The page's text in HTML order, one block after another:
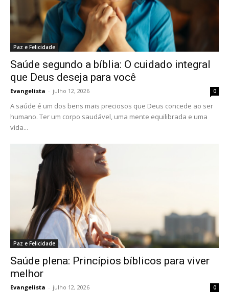
Paz e Felicidade
Saúde segundo a bíblia: O cuidado integral
que Deus deseja para você
Evangelista - julho 12, 2026 0
A saúde é um dos bens mais preciosos que Deus concede ao ser
humano. Ter um corpo saudável, uma mente equilibrada e uma
vida...
Paz e Felicidade
Saúde plena: Princípios bíblicos para viver
melhor
Evangelista - julho 12, 2026 0